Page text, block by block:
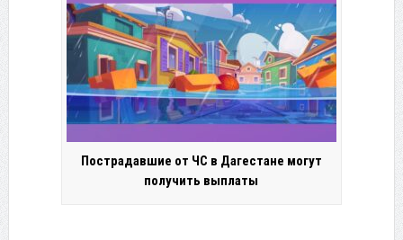
Пострадавшие от ЧС в Дагестане могут
получить выплаты